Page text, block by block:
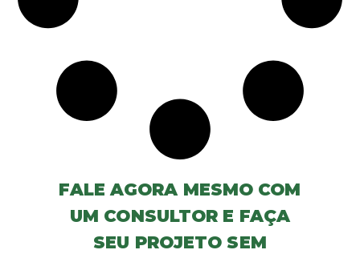
FALE AGORA MESMO COM
UM CONSULTOR E FAÇA
SEU PROJETO SEM